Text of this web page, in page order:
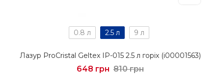
0.8 л 2.5 л 9 л
Лазур ProCristal Geltex IР-015 2.5 л горіх (i00001563)
648 грн 810 грн